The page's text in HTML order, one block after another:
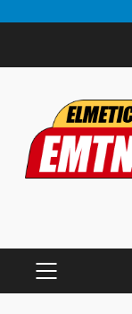
MENÚ
PRINCIPAL